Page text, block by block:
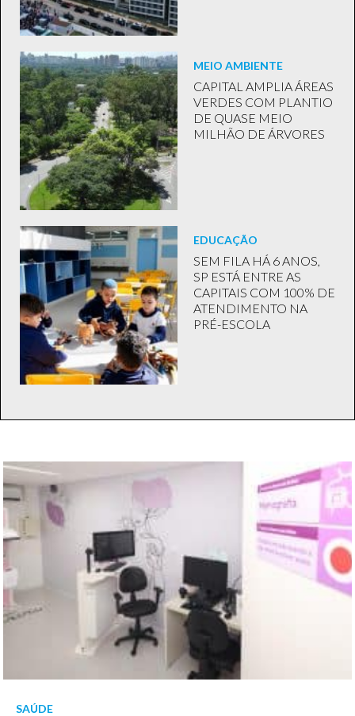
MEIO AMBIENTE
CAPITAL AMPLIA ÁREAS
VERDES COM PLANTIO
DE QUASE MEIO
MILHÃO DE ÁRVORES
EDUCAÇÃO
SEM FILA HÁ 6 ANOS,
SP ESTÁ ENTRE AS
CAPITAIS COM 100% DE
ATENDIMENTO NA
PRÉ-ESCOLA
SAÚDE